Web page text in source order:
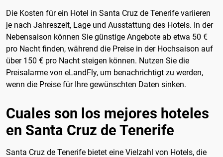
Die Kosten für ein Hotel in Santa Cruz de Tenerife variieren
je nach Jahreszeit, Lage und Ausstattung des Hotels. In der
Nebensaison können Sie günstige Angebote ab etwa 50 €
pro Nacht finden, während die Preise in der Hochsaison auf
über 150 € pro Nacht steigen können. Nutzen Sie die
Preisalarme von eLandFly, um benachrichtigt zu werden,
wenn die Preise für Ihre gewünschten Daten sinken.
Cuales son los mejores hoteles
en Santa Cruz de Tenerife
Santa Cruz de Tenerife bietet eine Vielzahl von Hotels, die